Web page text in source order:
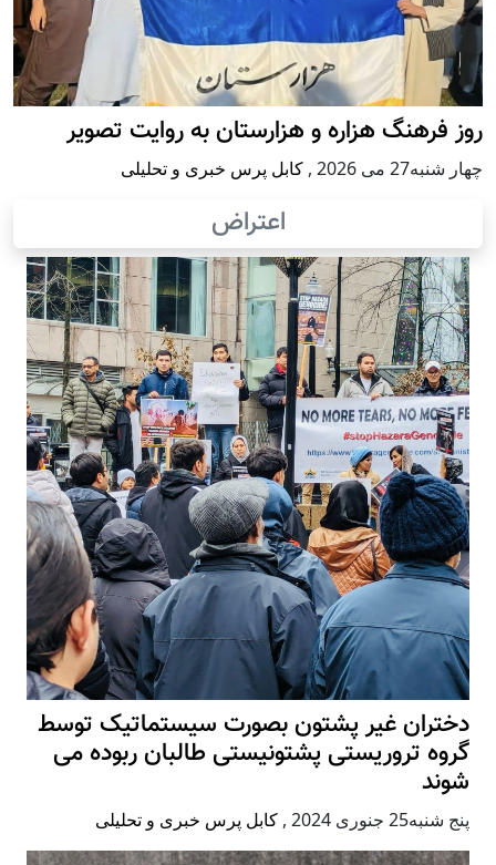
روز فرهنگ هزاره و هزارستان به روایت تصویر
چهار شنبه27 می 2026 , کابل پرس خبری و تحلیلی
اعتراض
دختران غیر پشتون بصورت سیستماتیک توسط
گروه تروریستی پشتونیستی طالبان ربوده می
شوند
پنج شنبه25 جنوری 2024 , کابل پرس خبری و تحلیلی